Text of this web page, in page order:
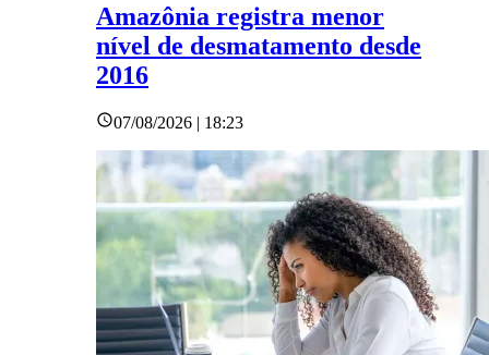
Amazônia registra menor
nível de desmatamento desde
2016
07/08/2026 | 18:23